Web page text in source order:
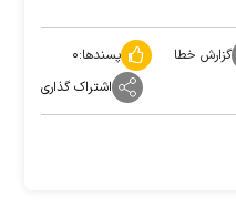
گزارش خطا پسندها:۰
اشتراک گذاری